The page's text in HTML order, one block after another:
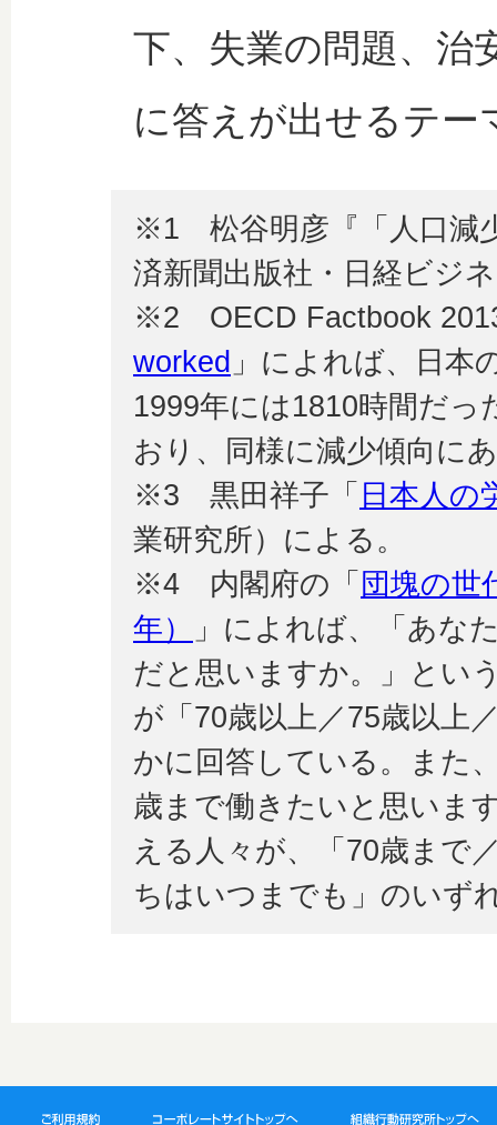
下、失業の問題、治
に答えが出せるテー
※1 松谷明彦『「人口減
済新聞出版社・日経ビジ
※2 OECD Factbook
worked 」によれば、日本
1999年には1810時間だっ
おり、同様に減少傾向に
※3 黒田祥子「 日本人の
業研究所）による。
※4 内閣府の「 団塊の世
年）
」によれば、「あな
だと思いますか。」とい
が「70歳以上／75歳以上
かに回答している。また
歳まで働きたいと思いま
える人々が、「70歳まで
ちはいつまでも」のいず